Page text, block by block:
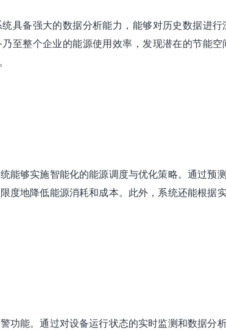
具备强大的数据分析能力，能够对历史数据进
至整个企业的能源使用效率，发现潜在的节能
能够实施智能化的能源调度与优化策略。通过
度地降低能源消耗和成本。此外，系统还能根
功能。通过对设备运行状态的实时监测和数据